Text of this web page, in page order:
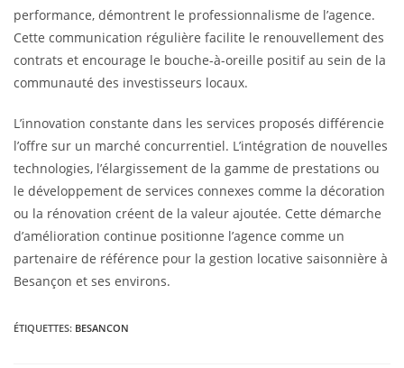
performance, démontrent le professionnalisme de l’agence.
Cette communication régulière facilite le renouvellement des
contrats et encourage le bouche-à-oreille positif au sein de la
communauté des investisseurs locaux.
L’innovation constante dans les services proposés différencie
l’offre sur un marché concurrentiel. L’intégration de nouvelles
technologies, l’élargissement de la gamme de prestations ou
le développement de services connexes comme la décoration
ou la rénovation créent de la valeur ajoutée. Cette démarche
d’amélioration continue positionne l’agence comme un
partenaire de référence pour la gestion locative saisonnière à
Besançon et ses environs.
ÉTIQUETTES: BESANCON